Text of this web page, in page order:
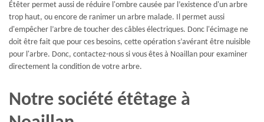
Étêter permet aussi de réduire l'ombre causée par l’existence d'un arbre
trop haut, ou encore de ranimer un arbre malade. Il permet aussi
d'empêcher l’arbre de toucher des câbles électriques. Donc l'écimage ne
doit être fait que pour ces besoins, cette opération s’avérant être nuisible
pour l'arbre. Donc, contactez-nous si vous êtes à Noaillan pour examiner
directement la condition de votre arbre.
Notre société étêtage à